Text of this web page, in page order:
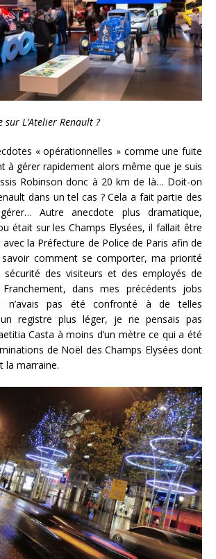
sur L’Atelier Renault ?
« opérationnelles » comme une fuite
à gérer rapidement alors même que je suis
Robinson donc à 20 km de là… Doit-on
dans un tel cas ? Cela a fait partie des
Autre anecdote plus dramatique,
était sur les Champs Elysées, il fallait être
la Préfecture de Police de Paris afin de
savoir comment se comporter, ma priorité
sécurité des visiteurs et des employés de
Franchement, dans mes précédents jobs
n’avais pas été confronté à de telles
registre plus léger, je ne pensais pas
Casta à moins d’un mètre ce qui a été
de Noël des Champs Elysées dont
la marraine.